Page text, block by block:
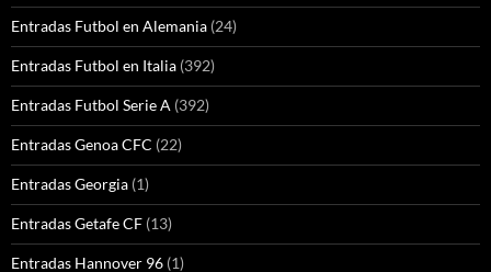
Entradas Futbol en Alemania (24)
Entradas Futbol en Italia (392)
Entradas Futbol Serie A (392)
Entradas Genoa CFC (22)
Entradas Georgia (1)
Entradas Getafe CF (13)
Entradas Hannover 96 (1)